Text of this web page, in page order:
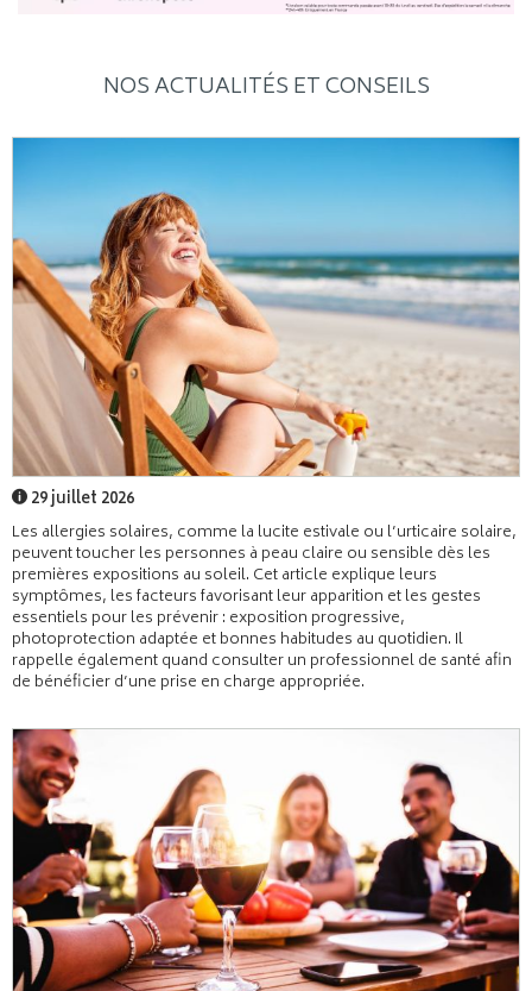
NOS ACTUALITÉS ET CONSEILS
29 juillet 2026
Les allergies solaires, comme la lucite estivale ou l’urticaire solaire,
peuvent toucher les personnes à peau claire ou sensible dès les
premières expositions au soleil. Cet article explique leurs
symptômes, les facteurs favorisant leur apparition et les gestes
essentiels pour les prévenir : exposition progressive,
photoprotection adaptée et bonnes habitudes au quotidien. Il
rappelle également quand consulter un professionnel de santé afin
de bénéficier d’une prise en charge appropriée.